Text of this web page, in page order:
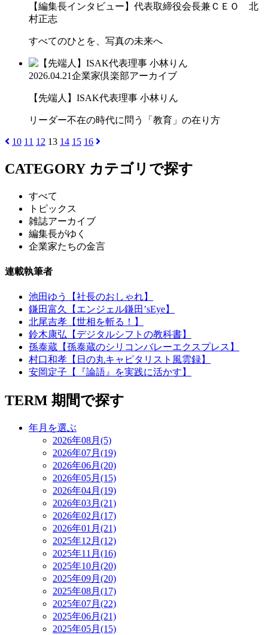
【編集長インタビュー】代表取締役会長兼ＣＥＯ 北
村正志
すべてのひとを、写真の未来へ
2026.04.21企業家倶楽部アーカイブ
【先端人】ISAK代表理事 小林りん
リーダー不在の時代に問う「教育」の在り方
10 11 12 13 14 15 16
CATEGORY カテゴリで探す
すべて
トピックス
雑誌アーカイブ
編集長がゆく
企業家たちの金言
連載執筆者
池田ゆう【社長のおしゃれ】
鎌田富久【エンジェル鎌田’sEye】
北尾吉孝【世相を斬る！】
鈴木康弘【デジタルシフトの教科書】
孫泰蔵【孫泰蔵のシリコンバレーエクスプレス】
村口和孝【日の丸キャピタリスト風雲録】
安岡定子【『論語』を実践に活かす】
TERM 期間で探す
年月を選ぶ
2026年08月(5)
2026年07月(19)
2026年06月(20)
2026年05月(15)
2026年04月(19)
2026年03月(21)
2026年02月(17)
2026年01月(21)
2025年12月(12)
2025年11月(16)
2025年10月(20)
2025年09月(20)
2025年08月(17)
2025年07月(22)
2025年06月(21)
2025年05月(15)